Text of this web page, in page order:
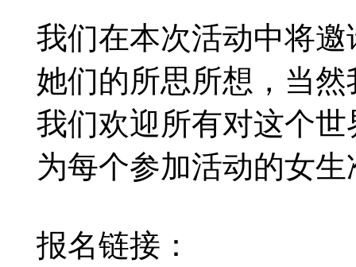
我们在本次活动中将
她们的所思所想，当
我们欢迎所有对这个
为每个参加活动的女
报名链接：